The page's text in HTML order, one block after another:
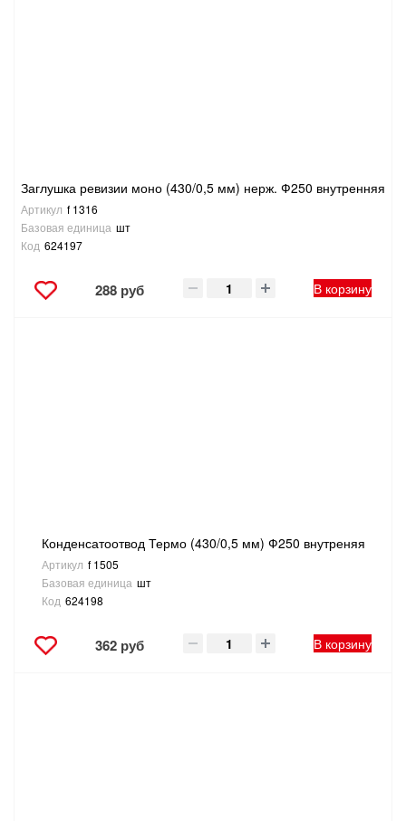
СТРЕМЯНКИ,ЛЕСТНИЦЫ
ЭЛЕКТРОМОНТАЖНЫЕ ТОВАРЫ, СВЕТОТЕХНИКА
Заглушка ревизии моно (430/0,5 мм) нерж. Ф250 внутренняя
Артикул f 1316
Базовая единица шт
Код 624197
288 руб В корзину
Конденсатоотвод Термо (430/0,5 мм) Ф250 внутреняя
Артикул f 1505
Базовая единица шт
Код 624198
362 руб В корзину